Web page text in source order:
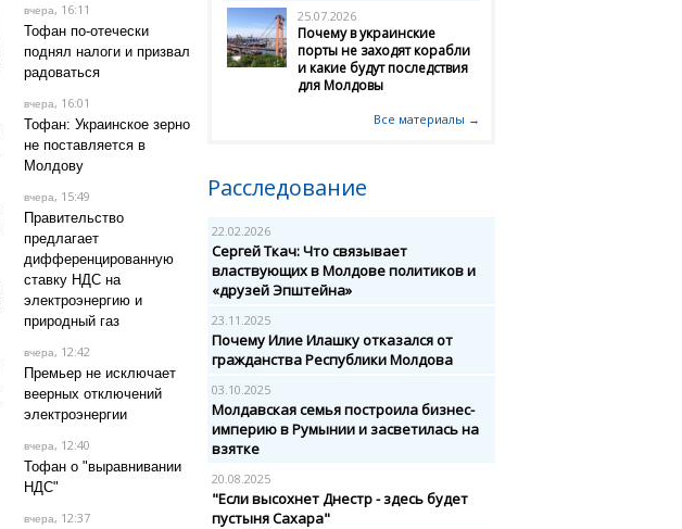
вчера, 16:11
Тофан по-отечески
поднял налоги и призвал
радоваться
вчера, 16:01
Тофан: Украинское зерно
не поставляется в
Молдову
вчера, 15:49
Правительство
предлагает
дифференцированную
ставку НДС на
электроэнергию и
природный газ
вчера, 12:42
Премьер не исключает
веерных отключений
электроэнергии
вчера, 12:40
Тофан о "выравнивании
НДС"
вчера, 12:37
25.07.2026
Почему в украинские
порты не заходят корабли
и какие будут последствия
для Молдовы
Все материалы →
Расследование
22.02.2026
Сергей Ткач: Что связывает
властвующих в Молдове политиков и
«друзей Эпштейна»
23.11.2025
Почему Илие Илашку отказался от
гражданства Республики Молдова
03.10.2025
Молдавская семья построила бизнес-
империю в Румынии и засветилась на
взятке
20.08.2025
"Если высохнет Днестр - здесь будет
пустыня Сахара"